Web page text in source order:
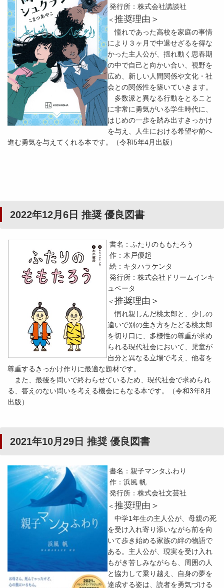
発行所：株式会社講談社
＜推奨理由＞
憧れであった高校を家庭の事情
により３ヶ月で中退せざるを得な
かった主人公が、揺れ動く思春期
の中で自己と向かい合い、視野を
広め、新しい人間関係や文化・社
会との関係性を築いていきます。
多数派と異なる行動をとること
に非常に勇気がいる学生時代に、
はじめの一歩を踏み出すきっかけ
を与え、人生における希望や前へ
進む勇気を与えてくれる本です。（令和5年4月出版）
2022年12月6日 推奨 優良図書
書名：ふたりのももたろう
作：木戸優起
絵：キタハラケンタ
発行所：株式会社ドリームインキ
ュベータ
＜推奨理由＞
慣れ親しんだ桃太郎と、少しの
違いで別の生き方をたどる桃太郎
を切り口に、多様性の尊重が求め
られる現代社会において、児童が
自分と異なる立場で考え、他者を
尊重するきっかけ作りに最適な題材です。
また、最後を問いで終わらせているため、現代社会で求められ
る、答えのない問いを考える機会にもなる本です。（令和3年8月
出版）
2021年10月29日 推奨 優良図書
書名：親子マンタふわり
作：浜風 帆
発行所：株式会社文芸社
＜推奨理由＞
中学1年生の主人公が、母親の死
を受け入れ寄り添いながら前を向
いて歩き始める家族の絆の物語で
ある。主人公が、現実を受け入れ
もがき苦しみながらも、周囲の人
と協力して乗り越え、自身の夢を
達成する姿は、読者を勇気づける